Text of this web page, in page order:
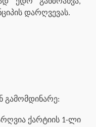
დარღვევას.
გამომდინარე:
ქარტიის 1-ლი